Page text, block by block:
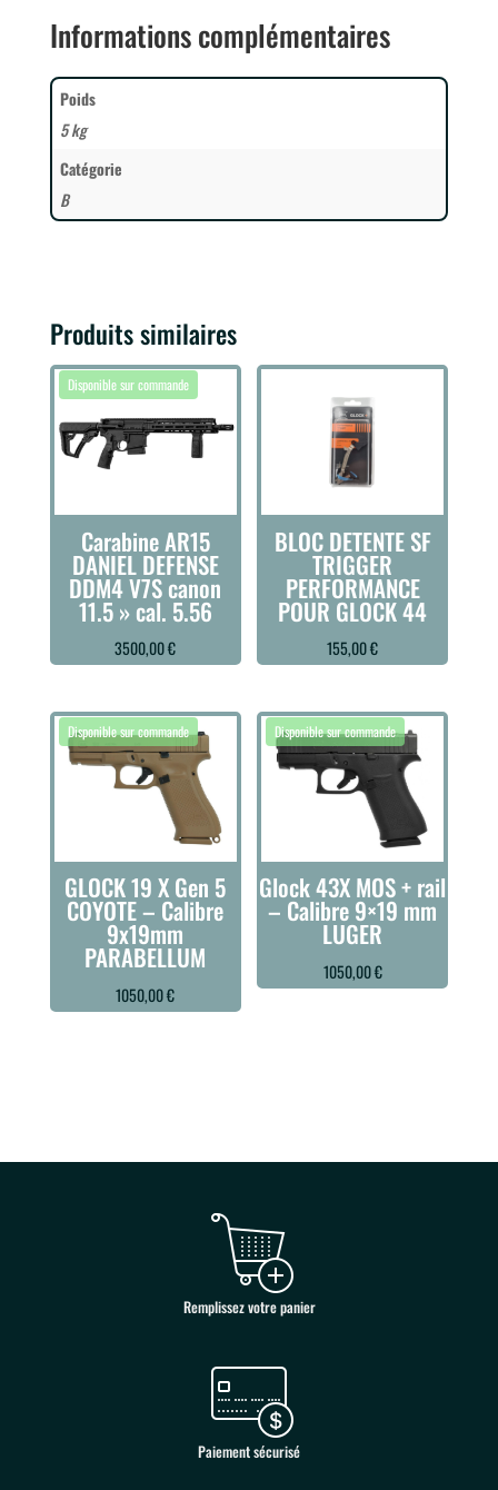
Informations complémentaires
Poids
5 kg
Catégorie
B
Produits similaires
Carabine AR15
DANIEL DEFENSE
DDM4 V7S canon
11.5 » cal. 5.56
3500,00€
BLOC DETENTE SF
TRIGGER
PERFORMANCE
POUR GLOCK 44
155,00€
GLOCK 19 X Gen 5
COYOTE – Calibre
9x19mm
PARABELLUM
1050,00€
Glock 43X MOS + rail
– Calibre 9×19 mm
LUGER
1050,00€
Remplissez votre panier
Paiement sécurisé